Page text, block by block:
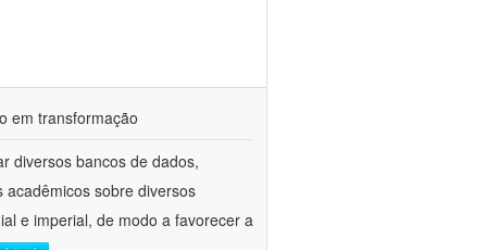
em transformação
diversos bancos de dados,
sobre diversos
e imperial, de modo a favorecer a